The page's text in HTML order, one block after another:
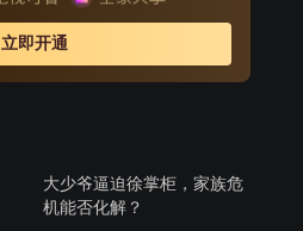
立即开通
大少爷逼迫徐掌柜，家族危
机能否化解？